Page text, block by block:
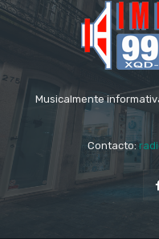
Musicalmente
Contacto: